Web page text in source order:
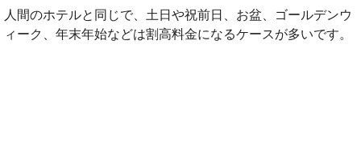
人間のホテルと同じで、土日や祝前日、お盆、ゴールデンウ
ィーク、年末年始などは割高料金になるケースが多いです。